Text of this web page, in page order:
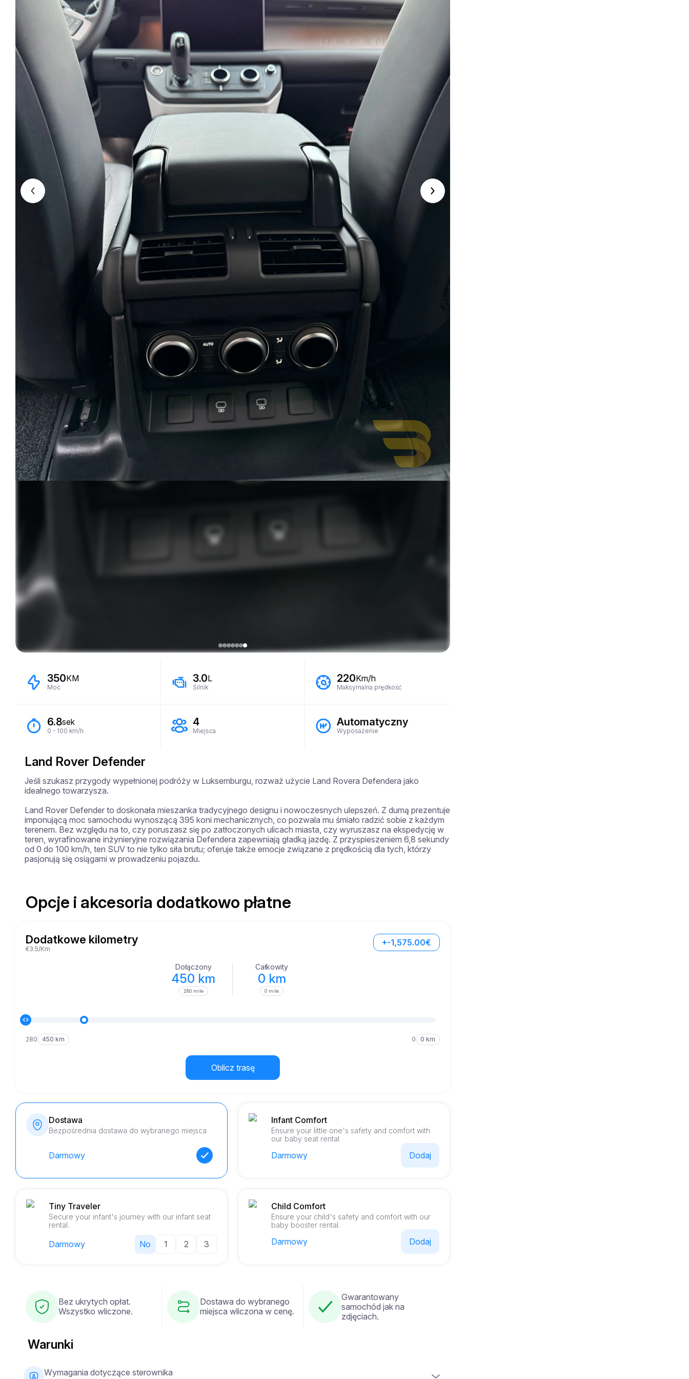
350KM
Moc
3.0L
Silnik
220Km/h
Maksymalna prędkość
6.8sek
0 - 100 km/h
4
Miejsca
Automatyczny
Wyposażenie
Land Rover Defender
Jeśli szukasz przygody wypełnionej podróży w Luksemburgu, rozważ użycie Land Rovera Defendera jako
idealnego towarzysza.
Land Rover Defender to doskonała mieszanka tradycyjnego designu i nowoczesnych ulepszeń. Z dumą prezentuje
imponującą moc samochodu wynoszącą 395 koni mechanicznych, co pozwala mu śmiało radzić sobie z każdym
terenem. Bez względu na to, czy poruszasz się po zatłoczonych ulicach miasta, czy wyruszasz na ekspedycję w
teren, wyrafinowane inżynieryjne rozwiązania Defendera zapewniają gładką jazdę. Z przyspieszeniem 6,8 sekundy
od 0 do 100 km/h, ten SUV to nie tylko siła brutu; oferuje także emocje związane z prędkością dla tych, którzy
pasjonują się osiągami w prowadzeniu pojazdu.
Opcje i akcesoria dodatkowo płatne
Dodatkowe kilometry
€3.5/Km
+-1,575.00€
Dołączony
450 km
280 mile
Całkowity
0 km
0 mile
280 450 km 0 0 km
Oblicz trasę
Dostawa
Bezpośrednia dostawa do wybranego miejsca
Darmowy
Infant Comfort
Ensure your little one's safety and comfort with
our baby seat rental
Darmowy Dodaj
Tiny Traveler
Secure your infant's journey with our infant seat
rental.
Darmowy No 1 2 3
Child Comfort
Ensure your child's safety and comfort with our
baby booster rental.
Darmowy Dodaj
Bez ukrytych opłat.
Wszystko wliczone.
Dostawa do wybranego
miejsca wliczona w cenę.
Gwarantowany
samochód jak na
zdjęciach.
Warunki
Wymagania dotyczące sterownika